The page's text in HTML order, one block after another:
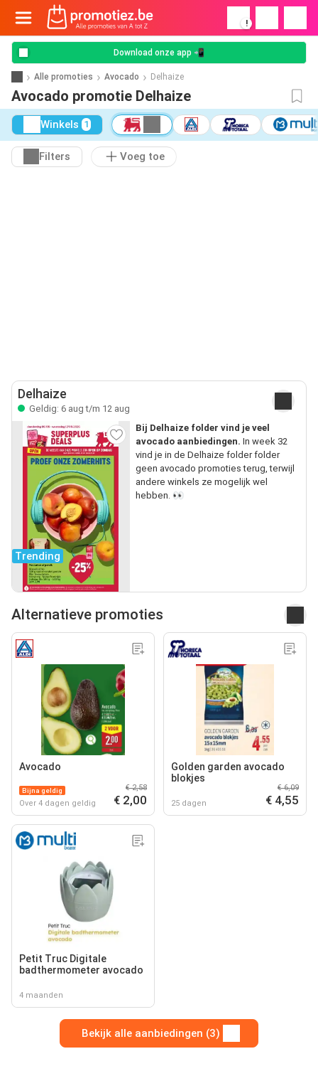
!
Download onze app 📲
Alle promoties Avocado Delhaize
Avocado promotie Delhaize
Winkels 1
Filters Voeg toe
Delhaize
Geldig: 6 aug t/m 12 aug
Trending
Bij Delhaize folder vind je veel
avocado aanbiedingen. In week 32
vind je in de Delhaize folder folder
geen avocado promoties terug, terwijl
andere winkels ze mogelijk wel
hebben. 👀
Alternatieve promoties
Avocado
Bijna geldig
Over 4 dagen geldig
€ 2,58
€ 2,00
Golden garden avocado
blokjes
25 dagen
€ 6,09
€ 4,55
Petit Truc Digitale
badthermometer avocado
4 maanden
Bekijk alle aanbiedingen (3)